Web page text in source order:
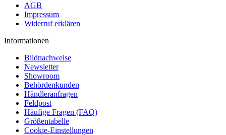
AGB
Impressum
Widerruf erklären
Informationen
Bildnachweise
Newsletter
Showroom
Behördenkunden
Händleranfragen
Feldpost
Häufige Fragen (FAQ)
Größentabelle
Cookie-Einstellungen